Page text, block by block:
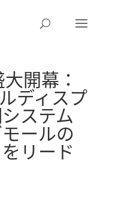
開幕：
ディスプ
ステム
ールの
リード